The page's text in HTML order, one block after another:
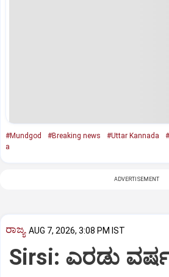
#Mundgod #Breaking news #Uttar Kannada
a
ADVERTISEMENT
ರಾಜ್ಯ AUG 7, 2026, 3:08 PM IST
Sirsi: ಎರಡು